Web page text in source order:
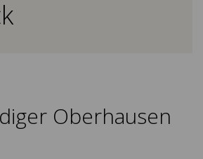
Oberhausen